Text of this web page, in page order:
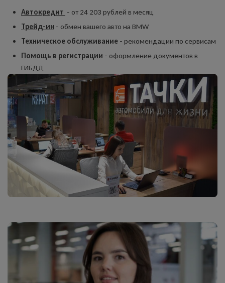
Автокредит - от 24 203 рублей в месяц
Трейд-ин - обмен вашего авто на BMW
Техническое обслуживание - рекомендации по сервисам
Помощь в регистрации - оформление документов в
ГИБДД